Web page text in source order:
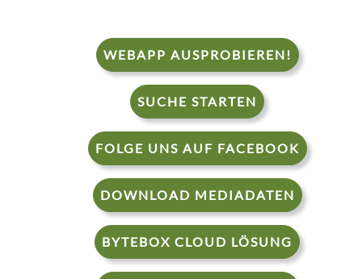
WEBAPP AUSPROBIEREN!
SUCHE STARTEN
FOLGE UNS AUF FACEBOOK
DOWNLOAD MEDIADATEN
BYTEBOX CLOUD LÖSUNG